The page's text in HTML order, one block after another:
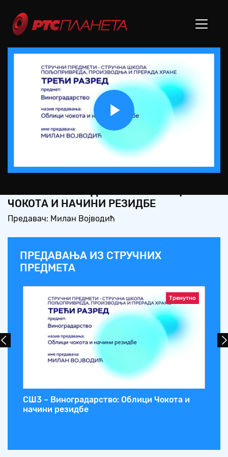
Play
Video
ЧОКОТА И НАЧИНИ РЕЗИДБЕ
Предавач: Милан Војводић
ПРЕДАВАЊА ИЗ СТРУЧНИХ
ПРЕДМЕТА
Тренутно
СШ3 – Виноградарство: Облици Чокота и
начини резидбе